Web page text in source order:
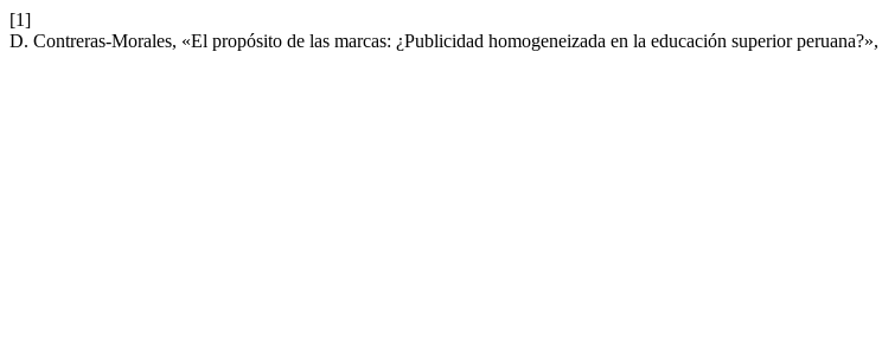
[1]
D. Contreras-Morales, «El propósito de las marcas: ¿Publicidad homogeneizada en la educación superior peruana?»,